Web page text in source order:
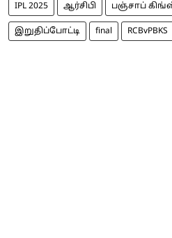
IPL 2025 ஆர்சிபி பஞ்சாப்
இறுதிப்போட்டி final RCBvPBKS